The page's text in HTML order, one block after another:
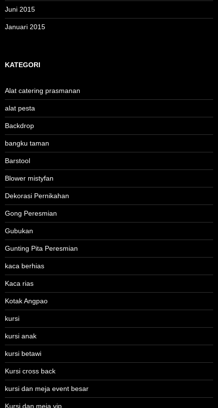
Juni 2015
Januari 2015
KATEGORI
Alat catering prasmanan
alat pesta
Backdrop
bangku taman
Barstool
Blower mistyfan
Dekorasi Pernikahan
Gong Peresmian
Gubukan
Gunting Pita Peresmian
kaca berhias
Kaca rias
Kotak Angpao
kursi
kursi anak
kursi betawi
Kursi cross back
kursi dan meja event besar
Kursi dan meja vip